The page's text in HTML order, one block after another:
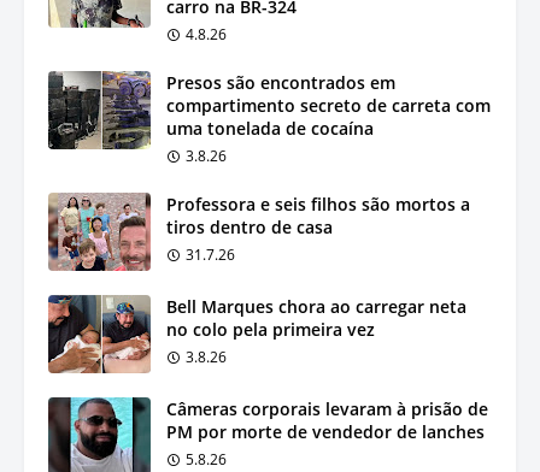
carro na BR-324
4.8.26
Presos são encontrados em
compartimento secreto de carreta com
uma tonelada de cocaína
3.8.26
Professora e seis filhos são mortos a
tiros dentro de casa
31.7.26
Bell Marques chora ao carregar neta
no colo pela primeira vez
3.8.26
Câmeras corporais levaram à prisão de
PM por morte de vendedor de lanches
5.8.26